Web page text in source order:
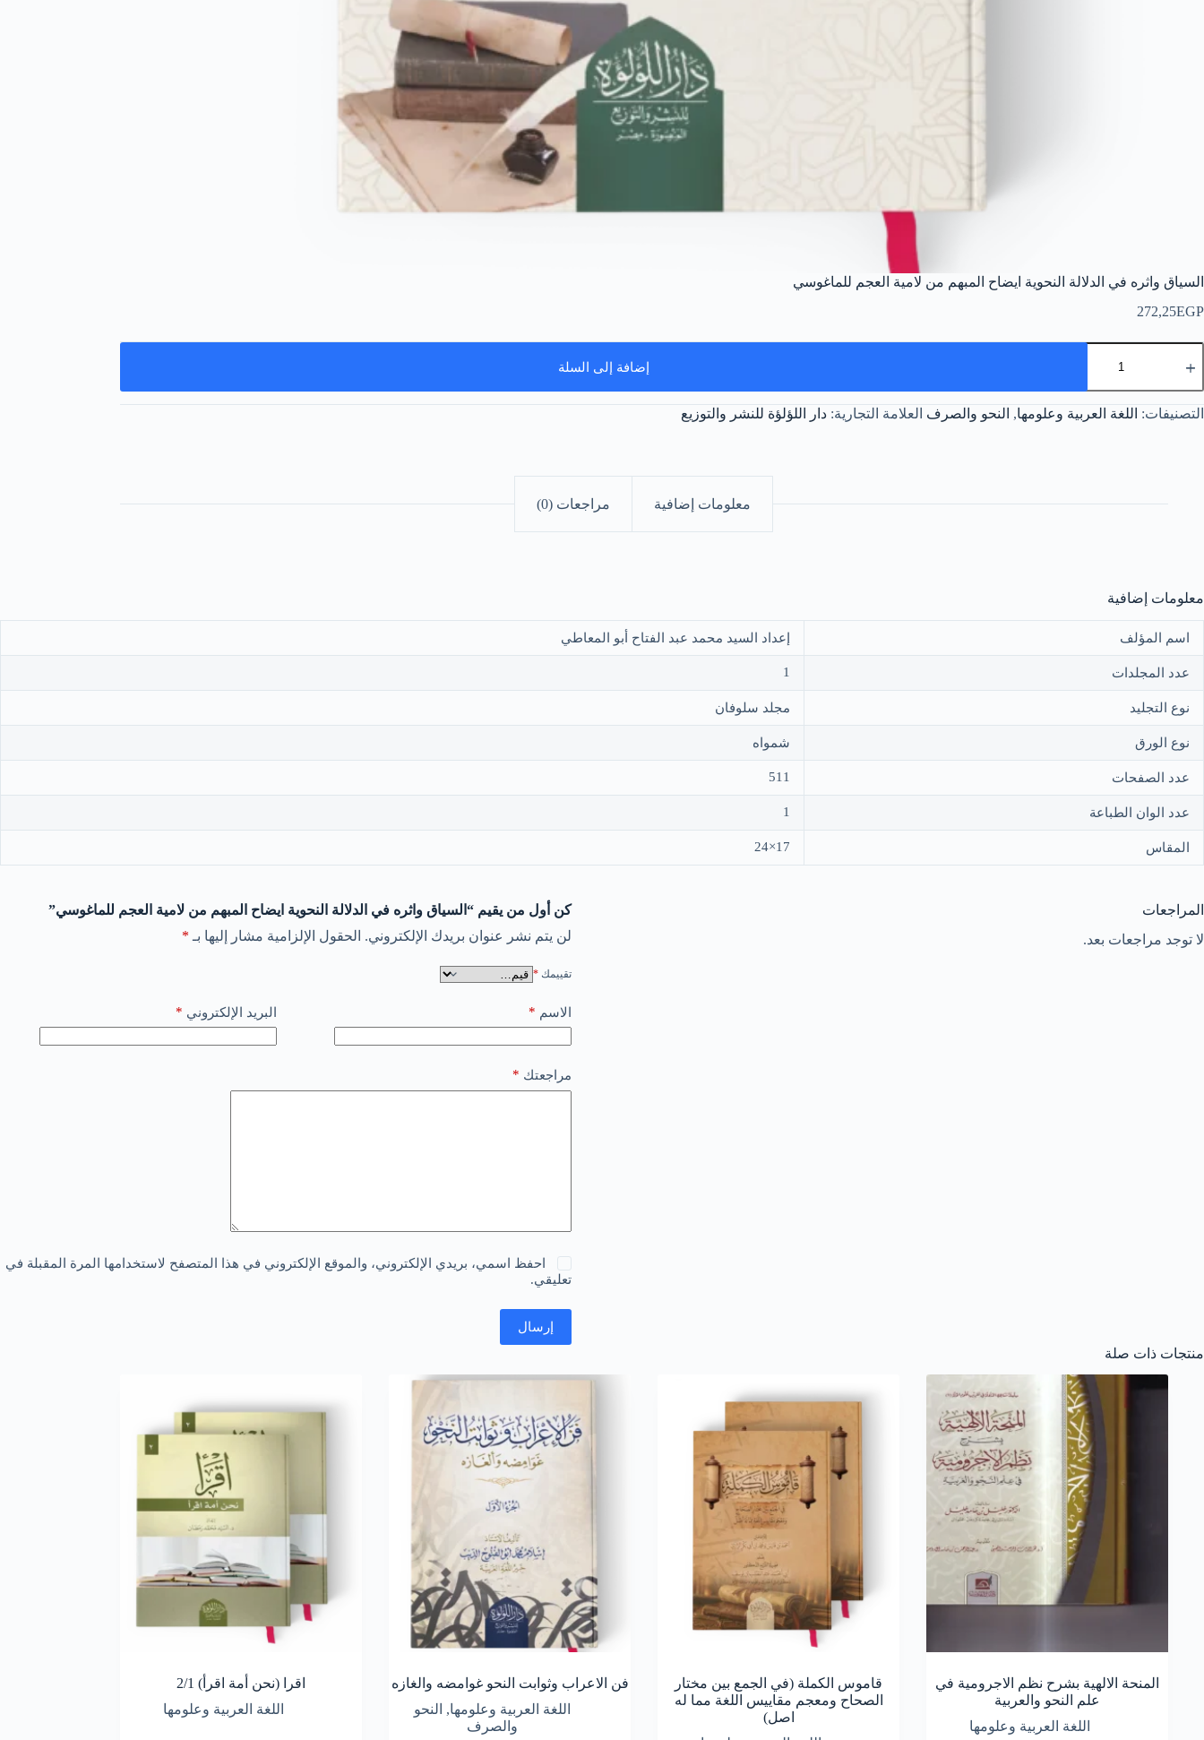
السياق واثره في الدلالة النحوية ايضاح المبهم من لامية العجم للماغوسي
272,25EGP
كمية
السياق
الدلالة
إضافة إلى السلة
التصنيفات: اللغة العربية وعلومها, النحو والصرف العلامة التجارية: دار اللؤلؤة للنشر والتوزيع
معلومات إضافية مراجعات (0)
معلومات إضافية
اسم المؤلف إعداد السيد محمد عبد الفتاح أبو المعاطي
عدد المجلدات 1
نوع التجليد مجلد سلوفان
نوع الورق شمواه
عدد الصفحات 511
عدد الوان الطباعة 1
المقاس 17×24
المراجعات
لا توجد مراجعات بعد.
كن أول من يقيم “السياق واثره في الدلالة النحوية ايضاح المبهم من لامية العجم للماغوسي”
لن يتم نشر عنوان بريدك الإلكتروني. الحقول الإلزامية مشار إليها بـ *
تقييمك *
الاسم * البريد الإلكتروني *
مراجعتك *
احفظ اسمي، بريدي الإلكتروني، والموقع الإلكتروني في هذا المتصفح لاستخدامها المرة المقبلة في
تعليقي.
إرسال
منتجات ذات صلة
المنحة الالهية بشرح نظم الاجرومية في
علم النحو والعربية
اللغة العربية وعلومها
قاموس الكملة (في الجمع بين مختار
الصحاح ومعجم مقاييس اللغة مما له
اصل)
فن الاعراب وثوابت النحو غوامضه والغازه
اللغة العربية وعلومها, النحو
والصرف
اقرا (نحن أمة اقرأ) 2/1
اللغة العربية وعلومها